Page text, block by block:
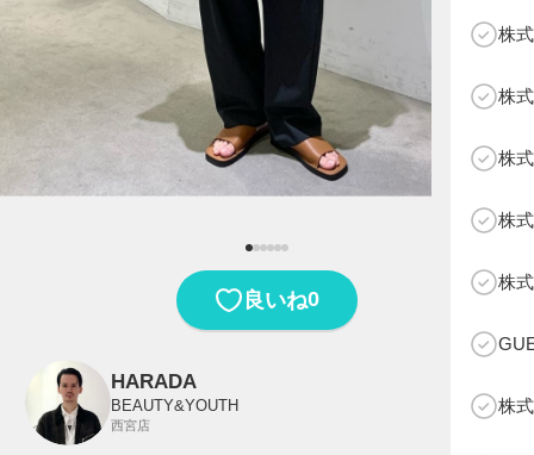
株
株
株
株
株
株
良いね0
HARADA
BEAUTY&YOUTH
西宮店